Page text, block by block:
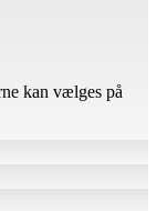
kan vælges på